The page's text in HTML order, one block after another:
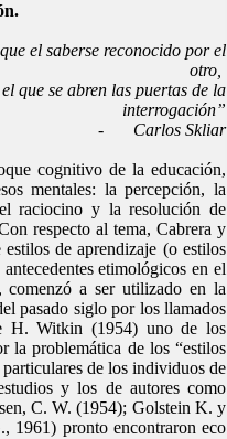
el saberse reconocido por el
otro,
que se abren las puertas de la
interrogación”
-
Carlos Skliar
cognitivo de la educación,
mentales: la percepción, la
raciocino y la resolución de
respecto al tema, Cabrera y
de aprendizaje (o estilos
etimológicos en el
comenzó a ser utilizado en la
pasado siglo por los llamados
H. Witkin (1954) uno de los
la problemática de los “estilos
de los individuos de
y los de autores como
C. W. (1954); Golstein K. y
1961) pronto encontraron eco